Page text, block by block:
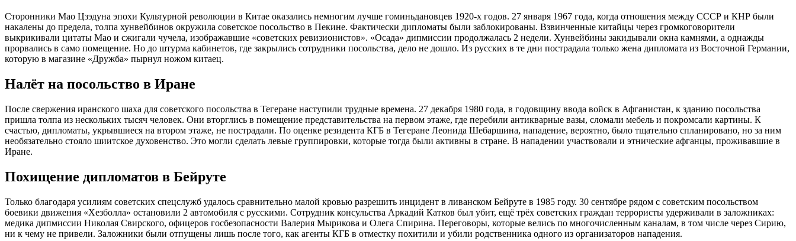
Сторонники Мао Цзэдуна эпохи Культурной революции в Китае оказались немногим лучше гоминьдановцев 1920-х годов. 27 января 1967 года, когда отношения между СССР и КНР были
накалены до предела, толпа хунвейбинов окружила советское посольство в Пекине. Фактически дипломаты были заблокированы. Взвинченные китайцы через громкоговорители
выкрикивали цитаты Мао и сжигали чучела, изображавшие «советских ревизионистов». «Осада» дипмиссии продолжалась 2 недели. Хунвейбины закидывали окна камнями, а однажды
прорвались в само помещение. Но до штурма кабинетов, где закрылись сотрудники посольства, дело не дошло. Из русских в те дни пострадала только жена дипломата из Восточной Германии,
которую в магазине «Дружба» пырнул ножом китаец.
Налёт на посольство в Иране
После свержения иранского шаха для советского посольства в Тегеране наступили трудные времена. 27 декабря 1980 года, в годовщину ввода войск в Афганистан, к зданию посольства
пришла толпа из нескольких тысяч человек. Они вторглись в помещение представительства на первом этаже, где перебили антикварные вазы, сломали мебель и покромсали картины. К
счастью, дипломаты, укрывшиеся на втором этаже, не пострадали. По оценке резидента КГБ в Тегеране Леонида Шебаршина, нападение, вероятно, было тщательно спланировано, но за ним
необязательно стояло шиитское духовенство. Это могли сделать левые группировки, которые тогда были активны в стране. В нападении участвовали и этнические афганцы, проживавшие в
Иране.
Похищение дипломатов в Бейруте
Только благодаря усилиям советских спецслужб удалось сравнительно малой кровью разрешить инцидент в ливанском Бейруте в 1985 году. 30 сентябре рядом с советским посольством
боевики движения «Хезболла» остановили 2 автомобиля с русскими. Сотрудник консульства Аркадий Катков был убит, ещё трёх советских граждан террористы удерживали в заложниках:
медика дипмиссии Николая Свирского, офицеров госбезопасности Валерия Мырикова и Олега Спирина. Переговоры, которые велись по многочисленным каналам, в том числе через Сирию,
ни к чему не привели. Заложники были отпущены лишь после того, как агенты КГБ в отместку похитили и убили родственника одного из организаторов нападения.